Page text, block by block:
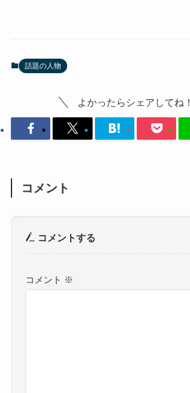
話題の人物
よかったらシェアしてね！
コメント
コメントする
コメント ※